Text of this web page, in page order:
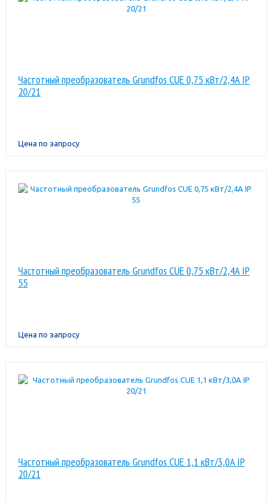
Частотный преобразователь Grundfos CUE 0,75 кВт/2,4A IP
20/21
Цена по запросу
Частотный преобразователь Grundfos CUE 0,75 кВт/2,4A IP
55
Цена по запросу
Частотный преобразователь Grundfos CUE 1,1 кВт/3,0A IP
20/21